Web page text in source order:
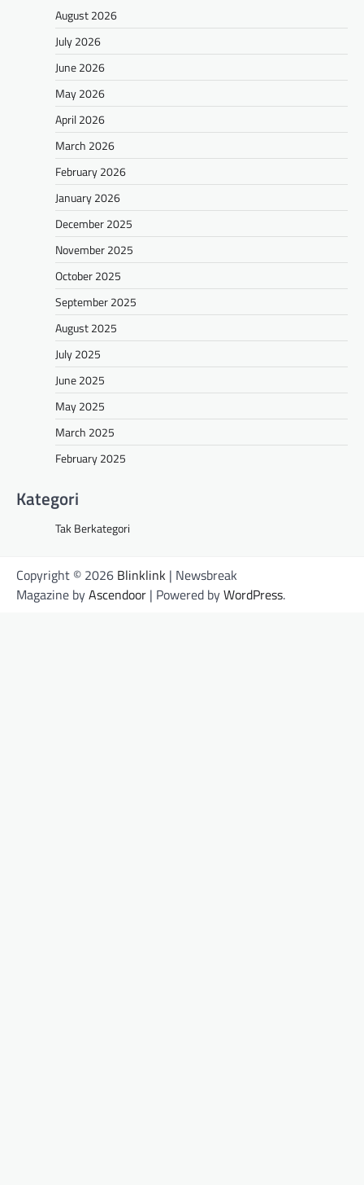
August 2026
July 2026
June 2026
May 2026
April 2026
March 2026
February 2026
January 2026
December 2025
November 2025
October 2025
September 2025
August 2025
July 2025
June 2025
May 2025
March 2025
February 2025
Kategori
Tak Berkategori
Copyright © 2026 Blinklink | Newsbreak
Magazine byAscendoor | Powered byWordPress.